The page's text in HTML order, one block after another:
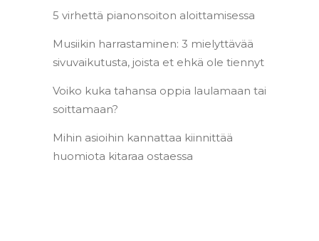
5 virhettä pianonsoiton aloittamisessa
Musiikin harrastaminen: 3 mielyttävää
sivuvaikutusta, joista et ehkä ole tiennyt
Voiko kuka tahansa oppia laulamaan tai
soittamaan?
Mihin asioihin kannattaa kiinnittää
huomiota kitaraa ostaessa